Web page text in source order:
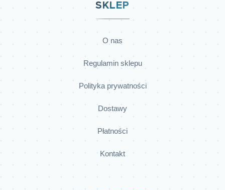
SKLEP
O nas
Regulamin sklepu
Polityka prywatności
Dostawy
Płatności
Kontakt